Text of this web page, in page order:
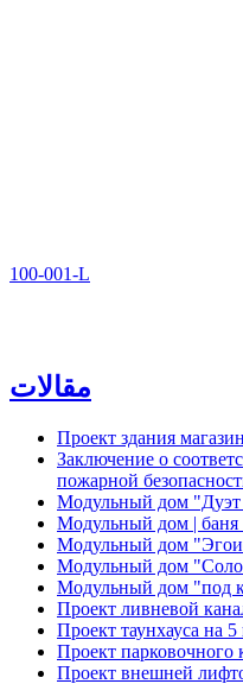
100-001-L
مقالات
Проект здания
Заключение о
пожарной
Модульный дом "Дуэт
Модульный дом | баня
Модульный дом
Модульный дом
Модульный дом "под
Проект ливневой
Проект таунхауса на 5
Проект парковочного
Проект внешней